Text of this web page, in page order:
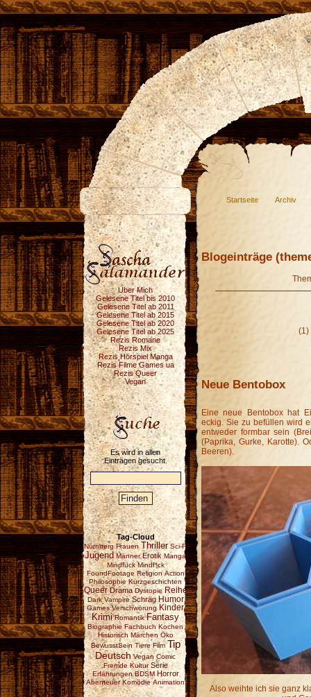
Startseite Archiv
Über Mich
Gelesene Titel bis 2010
Gelesene Titel ab 2011
Gelesene Titel ab 2015
Gelesene Titel ab 2020
Gelesene Titel ab 2025
Rezis Romane
Rezis Mix
Rezis Hörspiel Manga
Rezis Filme Games ua
Rezis Queer
Vegan
Es wird in allen
Einträgen gesucht.
Tag-Cloud
Nürnberg Frauen Thriller Sci-Fi
Jugend Männer Erotik Manga
Mindfuck Mindf*ck
FoundFootage Religion Action
Philosophie Kurzgeschichten
Queer Drama Dystopie Reihe
Dark Vampire Schräg Humor
Games Verschwörung Kinder
Krimi Romantik Fantasy
Biographie Fachbuch Kochen
Historisch Märchen Öko
BewusstSein Tiere Film Tip
Deutsch Vegan Comic
Fremde Kultur Serie
Erfahrungen BDSM Horror
Abenteuer Komödie Animation
Blogeinträge
(1)
Neue Bentobox
Eine neue Bentobox hat
eckig. Sie zu befüllen wird
entweder formbar sein
(Paprika, Gurke, Karotte).
Beeren).
Also weihte ich sie ganz